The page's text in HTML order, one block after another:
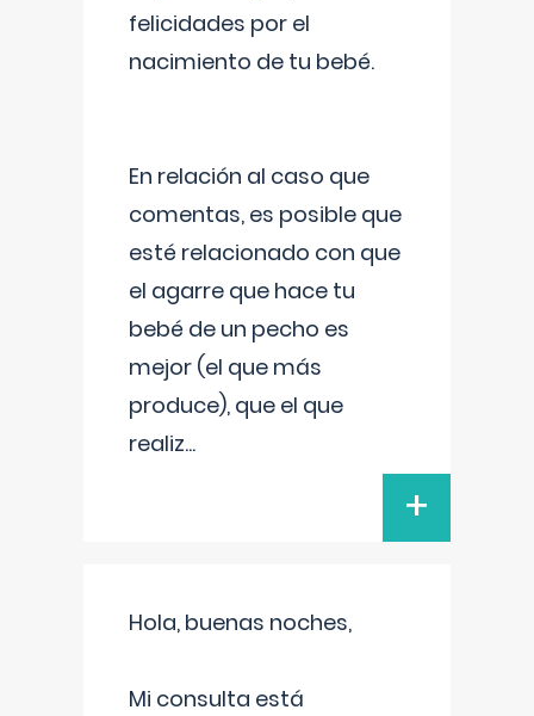
felicidades por el
nacimiento de tu bebé.
En relación al caso que
comentas, es posible que
esté relacionado con que
el agarre que hace tu
bebé de un pecho es
mejor (el que más
produce), que el que
realiz...
+
Hola, buenas noches,
Mi consulta está